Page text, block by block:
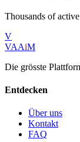
Thousands of
V
VAAiM
Die grösste
Entdecken
Über uns
Kontakt
FAQ